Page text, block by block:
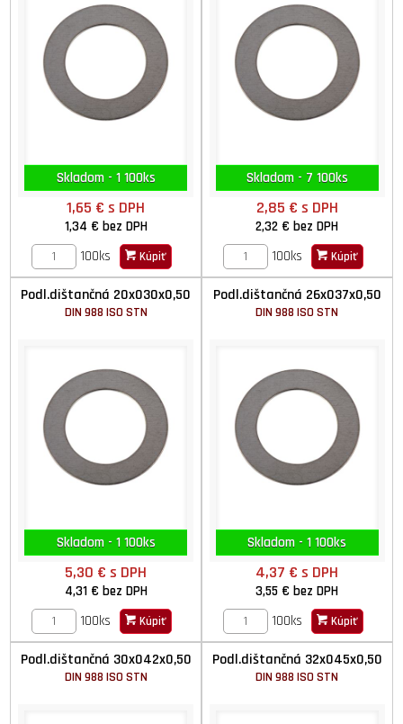
Skladom - 1 100ks
1,65 €s DPH
1,34 € bez DPH
100ks
Kúpiť
Skladom - 7 100ks
2,85 € s DPH
2,32 €bez DPH
100ks
Kúpiť
Podl.dištančná 20x030x0,50
DIN 988 ISO STN
Skladom - 1 100ks
5,30 €s DPH
4,31 € bez DPH
100ks
Kúpiť
Podl.dištančná 26x037x0,50
DIN 988 ISO STN
Skladom - 1 100ks
4,37 €s DPH
3,55 €bez DPH
100ks
Kúpiť
Podl.dištančná 30x042x0,50
DIN 988 ISO STN
Podl.dištančná 32x045x0,50
DIN 988 ISO STN